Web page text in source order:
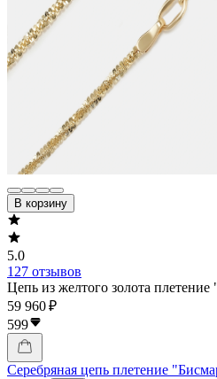
В корзину
5.0
127 отзывов
Цепь из желтого золота
59 960 ₽
599
Серебряная цепь плетение